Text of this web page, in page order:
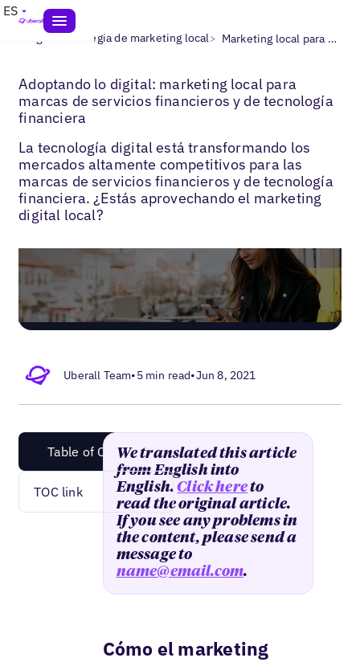
ES
Blogs> Estrategia de marketing local> Marketing local para servicios financieros
Adoptando lo digital: marketing local para
marcas de servicios financieros y de tecnología
financiera
La tecnología digital está transformando los
mercados altamente competitivos para las
marcas de servicios financieros y de tecnología
financiera. ¿Estás aprovechando el marketing
digital local?
Uberall Team•5 min read•Jun 8, 2021
Table of Content
TOC link
We translated this article
from English into
English.Click hereto
read the original article.
If you see any problems in
the content, please send a
message to
name@email.com.
Cómo el marketing